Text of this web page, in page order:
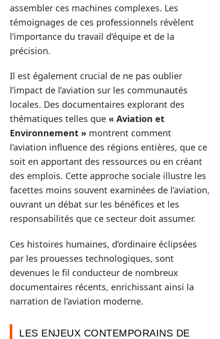
assembler ces machines complexes. Les
témoignages de ces professionnels révèlent
l’importance du travail d’équipe et de la
précision.
Il est également crucial de ne pas oublier
l’impact de l’aviation sur les communautés
locales. Des documentaires explorant des
thématiques telles que « Aviation et
Environnement » montrent comment
l’aviation influence des régions entières, que ce
soit en apportant des ressources ou en créant
des emplois. Cette approche sociale illustre les
facettes moins souvent examinées de l’aviation,
ouvrant un débat sur les bénéfices et les
responsabilités que ce secteur doit assumer.
Ces histoires humaines, d’ordinaire éclipsées
par les prouesses technologiques, sont
devenues le fil conducteur de nombreux
documentaires récents, enrichissant ainsi la
narration de l’aviation moderne.
LES ENJEUX CONTEMPORAINS DE